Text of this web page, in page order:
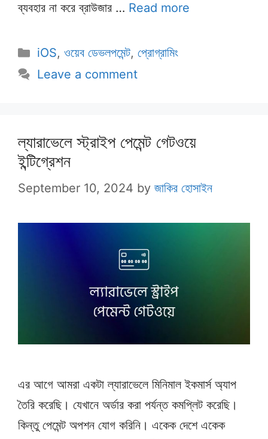
ব্যবহার না করে ব্রাউজার … Read more
Categories
iOS, ওয়েব ডেভলপমেন্ট, প্রোগ্রামিং
Leave a comment
ল্যারাভেলে স্ট্রাইপ পেমেন্ট গেটওয়ে
ইন্টিগ্রেশন
September 10, 2024 by জাকির হোসাইন
এর আগে আমরা একটা ল্যারাভেলে মিনিমাল ইকমার্স অ্যাপ
তৈরি করেছি। যেখানে অর্ডার করা পর্যন্ত কমপ্লিট করেছি।
কিন্তু পেমেন্ট অপশন যোগ করিনি। একেক দেশে একেক